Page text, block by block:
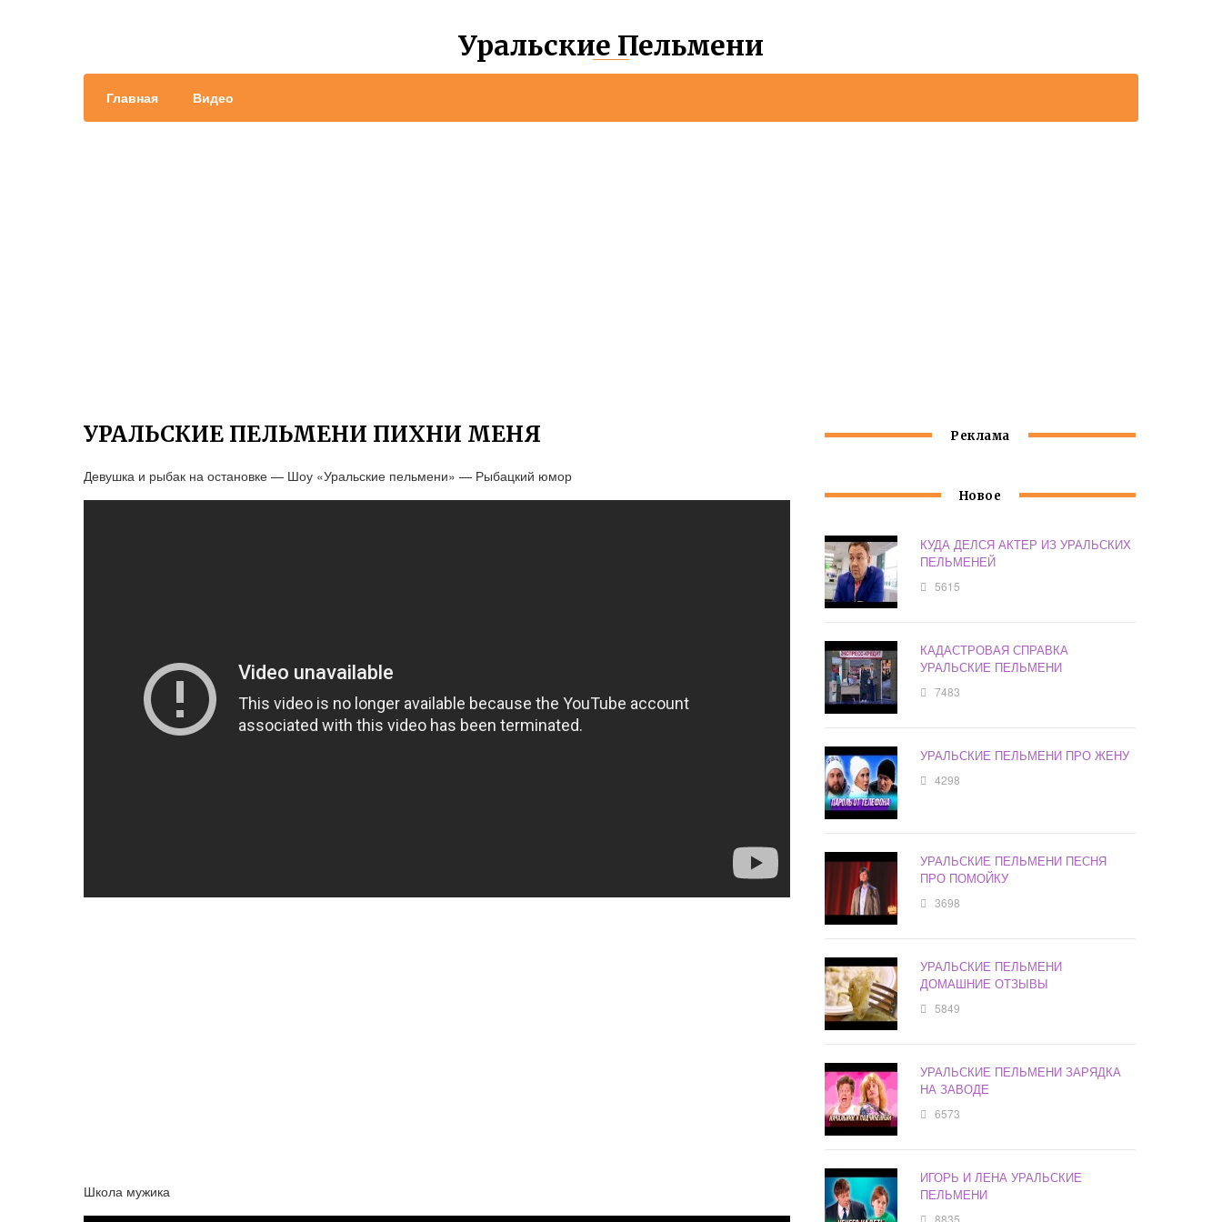
Уральские Пельмени
Главная Видео
УРАЛЬСКИЕ ПЕЛЬМЕНИ ПИХНИ МЕНЯ
Девушка и рыбак на остановке — Шоу «Уральские пельмени» — Рыбацкий юмор
Школа мужика
Реклама
Новое
КУДА ДЕЛСЯ АКТЕР ИЗ УРАЛЬСКИХ
ПЕЛЬМЕНЕЙ
5615
КАДАСТРОВАЯ СПРАВКА
УРАЛЬСКИЕ ПЕЛЬМЕНИ
7483
УРАЛЬСКИЕ ПЕЛЬМЕНИ ПРО ЖЕНУ
4298
УРАЛЬСКИЕ ПЕЛЬМЕНИ ПЕСНЯ
ПРО ПОМОЙКУ
3698
УРАЛЬСКИЕ ПЕЛЬМЕНИ
ДОМАШНИЕ ОТЗЫВЫ
5849
УРАЛЬСКИЕ ПЕЛЬМЕНИ ЗАРЯДКА
НА ЗАВОДЕ
6573
ИГОРЬ И ЛЕНА УРАЛЬСКИЕ
ПЕЛЬМЕНИ